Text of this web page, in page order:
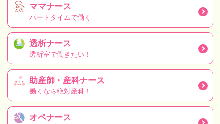
ママナース
パートタイムで働く
透析ナース
透析室で働きたい！
助産師・産科ナース
働くなら絶対産科！
オペナース